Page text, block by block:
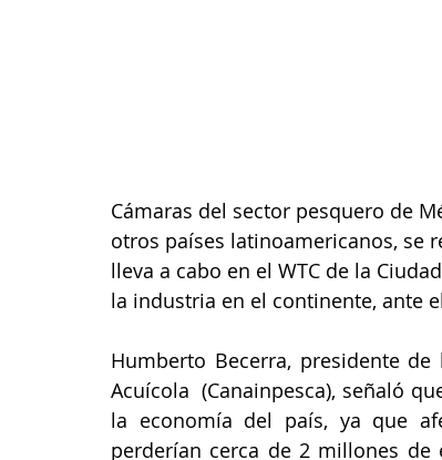
Cámaras del sector pesquero de
otros países latinoamericanos, se
lleva a cabo en el WTC de la
la industria en el continente, ante
Humberto Becerra, presidente
Acuícola  (Canainpesca), señaló
la economía del país, ya que
perderían cerca de 2 millones